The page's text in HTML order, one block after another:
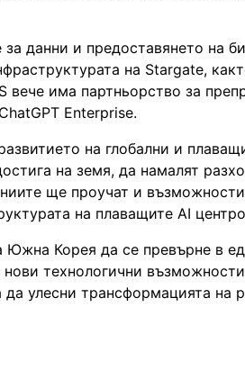
данни и предоставянето на
на Stargate,
има партньорство за
Enterprise.
на глобални и
на земя, да намалят
ще проучат и
на плаващите AI
Южна Корея да се превърне в
технологични
улесни трансформацията на